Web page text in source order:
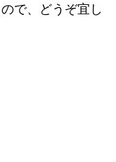
で、どうぞ宜し